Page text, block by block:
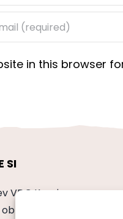
in this browser
SI
VDC Kranj